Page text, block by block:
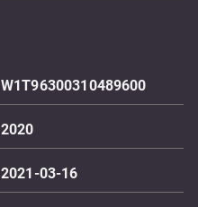
W1T96300310489600
2020
2021-03-16